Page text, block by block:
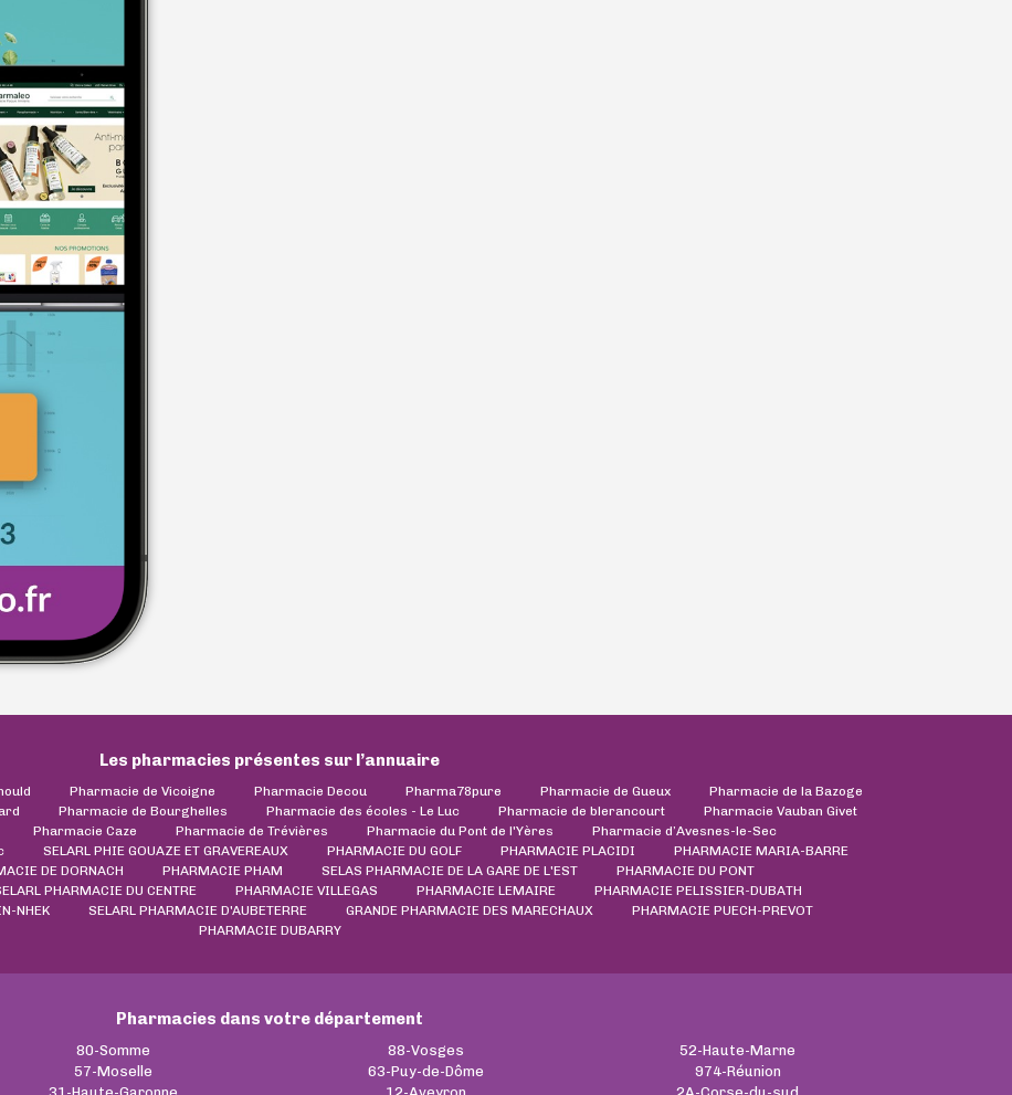
Les pharmacies présentes sur l’annuaire
Pharmacie de Vicoigne Pharmacie Decou Pharma78pure Pharmacie de Gueux
Pharmacie de la Bazoge
Pharmacie de Bourghelles Pharmacie des écoles - Le Luc Pharmacie de blerancourt
Pharmacie Vauban Givet
Pharmacie Caze Pharmacie de Trévières Pharmacie du Pont de l'Yères
Pharmacie d’Avesnes-le-Sec
SELARL PHIE GOUAZE ET GRAVEREAUX PHARMACIE DU GOLF PHARMACIE PLACIDI
PHARMACIE MARIA-BARRE
DE DORNACH PHARMACIE PHAM SELAS PHARMACIE DE LA GARE DE L'EST
PHARMACIE DU PONT
PHARMACIE DU CENTRE PHARMACIE VILLEGAS PHARMACIE LEMAIRE
PHARMACIE PELISSIER-DUBATH
NHEK SELARL PHARMACIE D'AUBETERRE GRANDE PHARMACIE DES MARECHAUX
PHARMACIE PUECH-PREVOT
PHARMACIE DUBARRY
Pharmacies dans votre département
80-Somme
57-Moselle
88-Vosges
63-Puy-de-Dôme
52-Haute-Marne
974-Réunion